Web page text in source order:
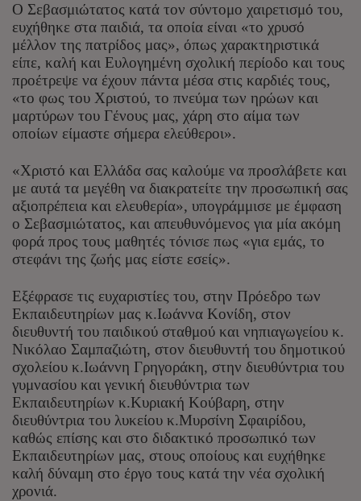
Ο Σεβασμιώτατος κατά τον σύντομο χαιρετισμό του,
ευχήθηκε στα παιδιά, τα οποία είναι «το χρυσό
μέλλον της πατρίδος μας», όπως χαρακτηριστικά
είπε, καλή και Ευλογημένη σχολική περίοδο και τους
προέτρεψε να έχουν πάντα μέσα στις καρδιές τους,
«το φως του Χριστού, το πνεύμα των ηρώων και
μαρτύρων του Γένους μας, χάρη στο αίμα των
οποίων είμαστε σήμερα ελεύθεροι».
«Χριστό και Ελλάδα σας καλούμε να προσλάβετε και
με αυτά τα μεγέθη να διακρατείτε την προσωπική σας
αξιοπρέπεια και ελευθερία», υπογράμμισε με έμφαση
ο Σεβασμιώτατος, και απευθυνόμενος για μία ακόμη
φορά προς τους μαθητές τόνισε πως «για εμάς, το
στεφάνι της ζωής μας είστε εσείς».
Εξέφρασε τις ευχαριστίες του, στην Πρόεδρο των
Εκπαιδευτηρίων μας κ.Ιωάννα Κονίδη, στον
διευθυντή του παιδικού σταθμού και νηπιαγωγείου κ.
Νικόλαο Σαμπαζιώτη, στον διευθυντή του δημοτικού
σχολείου κ.Ιωάννη Γρηγοράκη, στην διευθύντρια του
γυμνασίου και γενική διευθύντρια των
Εκπαιδευτηρίων κ.Κυριακή Κούβαρη, στην
διευθύντρια του λυκείου κ.Μυρσίνη Σφαιρίδου,
καθώς επίσης και στο διδακτικό προσωπικό των
Εκπαιδευτηρίων μας, στους οποίους και ευχήθηκε
καλή δύναμη στο έργο τους κατά την νέα σχολική
χρονιά.